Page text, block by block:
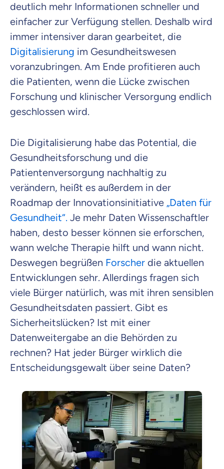
deutlich mehr Informationen schneller und
einfacher zur Verfügung stellen. Deshalb wird
immer intensiver daran gearbeitet, die
Digitalisierung im Gesundheitswesen
voranzubringen. Am Ende profitieren auch
die Patienten, wenn die Lücke zwischen
Forschung und klinischer Versorgung endlich
geschlossen wird.
Die Digitalisierung habe das Potential, die
Gesundheitsforschung und die
Patientenversorgung nachhaltig zu
verändern, heißt es außerdem in der
Roadmap der Innovationsinitiative „Daten für
Gesundheit“. Je mehr Daten Wissenschaftler
haben, desto besser können sie erforschen,
wann welche Therapie hilft und wann nicht.
Deswegen begrüßen Forscher die aktuellen
Entwicklungen sehr. Allerdings fragen sich
viele Bürger natürlich, was mit ihren sensiblen
Gesundheitsdaten passiert. Gibt es
Sicherheitslücken? Ist mit einer
Datenweitergabe an die Behörden zu
rechnen? Hat jeder Bürger wirklich die
Entscheidungsgewalt über seine Daten?